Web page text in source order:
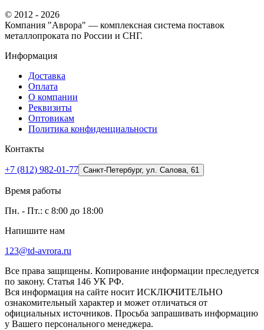
© 2012 - 2026
Компания "Аврора" — комплексная система поставок
металлопроката по России и СНГ.
Информация
Доставка
Оплата
О компании
Реквизиты
Оптовикам
Политика конфиденциальности
Контакты
+7 (812) 982-01-77 Санкт-Петербург, ул. Салова, 61
Время работы
Пн. - Пт.: с 8:00 до 18:00
Напишите нам
123@td-avrora.ru
Все права защищены. Копирование информации преследуется
по закону. Статья 146 УК РФ.
Вся информация на сайте носит ИСКЛЮЧИТЕЛЬНО
ознакомительный характер и может отличаться от
официальных источников. Просьба запрашивать информацию
у Вашего персонального менеджера.